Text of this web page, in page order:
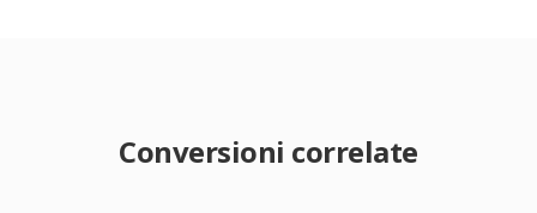
Conversioni correlate